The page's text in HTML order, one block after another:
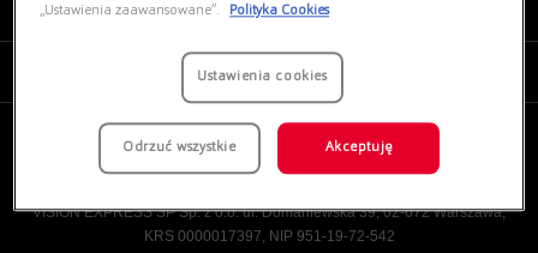
PRODUKTY I USŁUGI
VISION EXPRESS SP Sp. z o.o. ul. Domaniewska 39, 02-672 Warszawa,
KRS 0000017397, NIP 951-19-72-542
„Ustawienia zaawansowane”.
Polityka Cookies
Ustawienia cookies
Odrzuć wszystkie Akceptuję